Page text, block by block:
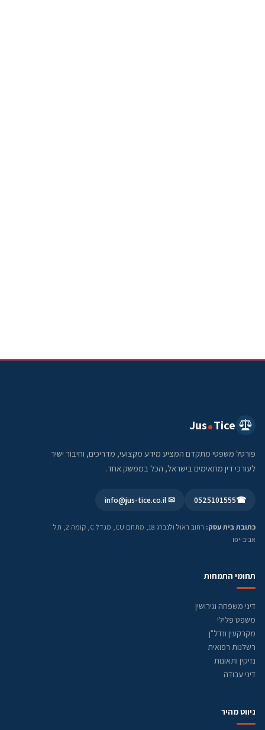
Jus Tice
פורטל משפטי מתקדם המציע מידע מקצועי, מדריכים, וחיבור ישיר
לעורכי דין מתאימים בישראל, הכל בממשק אחד.
☎
0525101555
✉ info@jus-tice.co.il
כתובת בית עסק:
רחוב ראול ולנברג 18, מתחם CU, מגדל C, קומה 2, תל
אביב-יפו
תחומי התמחות
דיני משפחה וגירושין
משפט פלילי
מקרקעין ונדל"ן
רשלנות רפואית
נזיקין ותאונות
דיני עבודה
ניווט מהיר